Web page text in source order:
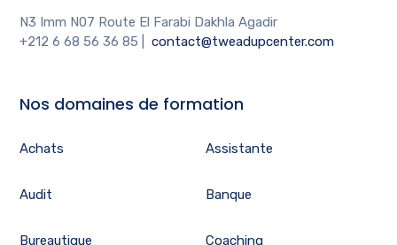
N3 Imm N07 Route El Farabi Dakhla Agadir
+212 6 68 56 36 85
|contact@tweadupcenter.com
Nos domaines de formation
Achats Assistante
Audit Banque
Bureautique Coaching